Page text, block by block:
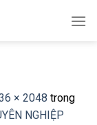
× 2048 trong
NGHIỆP